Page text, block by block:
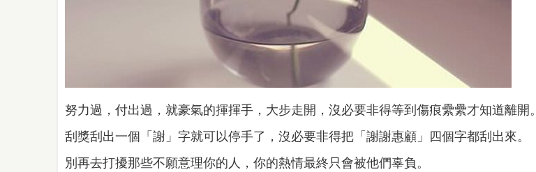
努力過，付出過，就豪氣的揮揮手，大步走開，沒必要非得等到傷痕纍纍才知道離開。
刮獎刮出一個「謝」字就可以停手了，沒必要非得把「謝謝惠顧」四個字都刮出來。
別再去打擾那些不願意理你的人，你的熱情最終只會被他們辜負。